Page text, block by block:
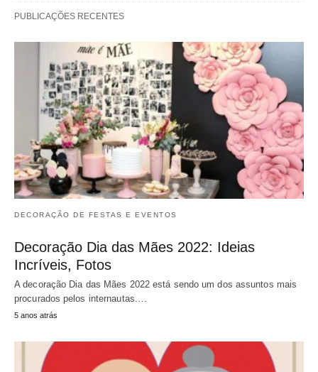
PUBLICAÇÕES RECENTES
DECORAÇÃO DE FESTAS E EVENTOS
Decoração Dia das Mães 2022: Ideias
Incríveis, Fotos
A decoração Dia das Mães 2022 está sendo um dos assuntos mais
procurados pelos internautas.…
5 anos atrás